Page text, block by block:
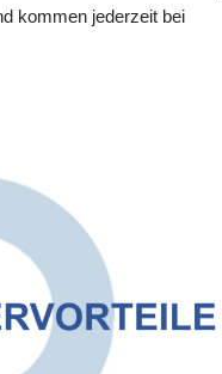
kommen jederzeit bei